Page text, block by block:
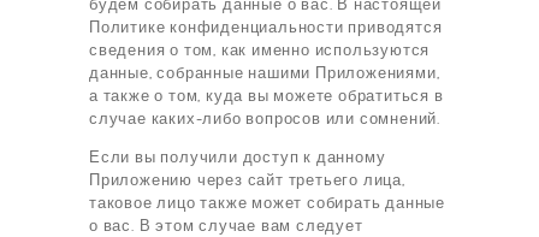
Политике конфиденциальности приводятся
сведения о том, как именно используются
данные, собранные нашими Приложениями,
а также о том, куда вы можете обратиться в
случае каких-либо вопросов или сомнений.
Если вы получили доступ к данному
Приложению через сайт третьего лица,
таковое лицо также может собирать данные
о вас. В этом случае вам следует